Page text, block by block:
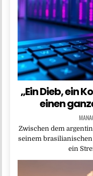
„Ein Dieb, ein
einen
Zwischen dem
seinem
ein